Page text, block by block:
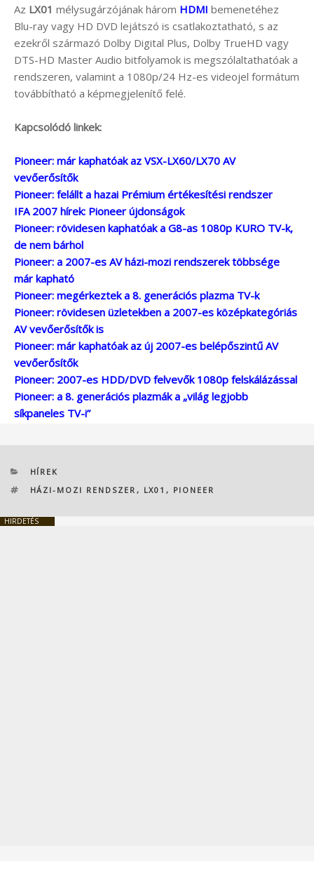
Az LX01 mélysugárzójának három HDMI bemenetéhez
Blu-ray vagy HD DVD lejátszó is csatlakoztatható, s az
ezekről származó Dolby Digital Plus, Dolby TrueHD vagy
DTS-HD Master Audio bitfolyamok is megszólaltathatóak a
rendszeren, valamint a 1080p/24 Hz-es videojel formátum
továbbítható a képmegjelenítő felé.
Kapcsolódó linkek:
Pioneer: már kaphatóak az VSX-LX60/LX70 AV
vevőerősítők
Pioneer: felállt a hazai Prémium értékesítési rendszer
IFA 2007 hírek: Pioneer újdonságok
Pioneer: rövidesen kaphatóak a G8-as 1080p KURO TV-k,
de nem bárhol
Pioneer: a 2007-es AV házi-mozi rendszerek többsége
már kapható
Pioneer: megérkeztek a 8. generációs plazma TV-k
Pioneer: rövidesen üzletekben a 2007-es középkategóriás
AV vevőerősítők is
Pioneer: már kaphatóak az új 2007-es belépőszintű AV
vevőerősítők
Pioneer: 2007-es HDD/DVD felvevők 1080p felskálázással
Pioneer: a 8. generációs plazmák a „világ legjobb
síkpaneles TV-i”
KATEGÓRIÁK
HÍREK
CÍMKÉK
HÁZI-MOZI RENDSZER , LX01 , PIONEER
HIRDETÉS